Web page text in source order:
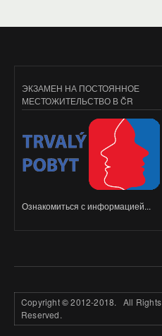
ЭКЗАМЕН НА ПОСТОЯННОЕ
МЕСТОЖИТЕЛЬСТВО В ČR
Ознакомиться с информацией...
Copyright©2012-2018. All Rights
Reserved.